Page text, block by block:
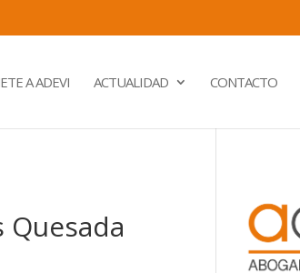
A ADEVI ACTUALIDAD CONTACTO
Quesada